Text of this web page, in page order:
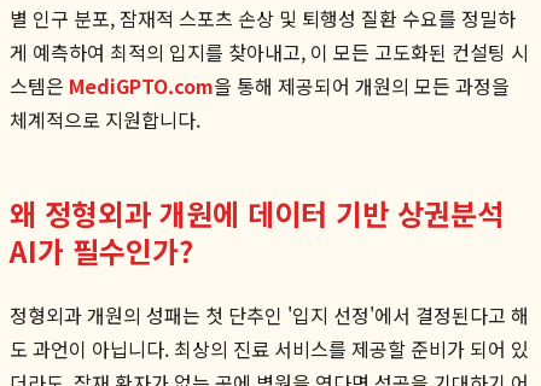
별 인구 분포, 잠재적 스포츠 손상 및 퇴행성 질환 수요를 정밀하
게 예측하여 최적의 입지를 찾아내고, 이 모든 고도화된 컨설팅 시
스템은 MediGPTO.com을 통해 제공되어 개원의 모든 과정을
체계적으로 지원합니다.
왜 정형외과 개원에 데이터 기반 상권분석
AI가 필수인가?
정형외과 개원의 성패는 첫 단추인 '입지 선정'에서 결정된다고 해
도 과언이 아닙니다. 최상의 진료 서비스를 제공할 준비가 되어 있